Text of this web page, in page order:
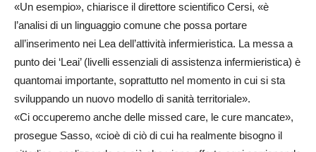
«Un esempio», chiarisce il direttore scientifico Cersi, «è
l’analisi di un linguaggio comune che possa portare
all’inserimento nei Lea dell’attività infermieristica. La messa a
punto dei ‘Leai’ (livelli essenziali di assistenza infermieristica) è
quantomai importante, soprattutto nel momento in cui si sta
sviluppando un nuovo modello di sanità territoriale».
«Ci occuperemo anche delle missed care, le cure mancate»,
prosegue Sasso, «cioè di ciò di cui ha realmente bisogno il